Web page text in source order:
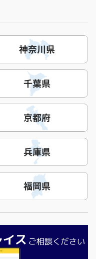
神奈川県
千葉県
京都府
兵庫県
福岡県